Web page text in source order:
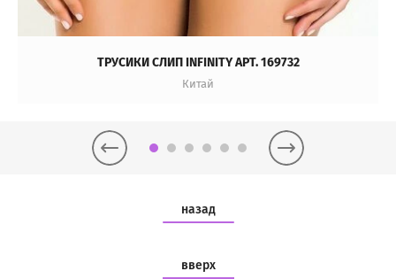
ТРУСИКИ СЛИП INFINITY АРТ. 169732
Китай
назад
вверх